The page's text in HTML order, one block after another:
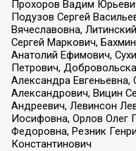
Прохоров Вадим
Подузов Сергей
Вячеславовна,
Сергей Маркович,
Анатолий Ефимович,
Петрович,
Александра
Александрович, Вицин
Андреевич, Левинсон
Иосифовна, Орлов Олег
Федоровна, Резник
Константинович